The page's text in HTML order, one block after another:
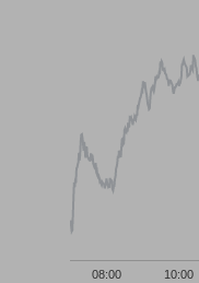
08:00 10:00